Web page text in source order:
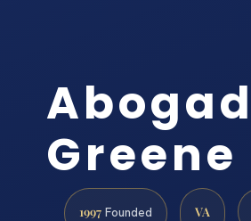
1997 Founded VA